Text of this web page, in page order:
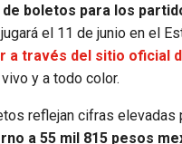
boletos para los
el 11 de junio en el
a través del sitio oficial
y a todo color.
reflejan cifras elevadas
a 55 mil 815 pesos